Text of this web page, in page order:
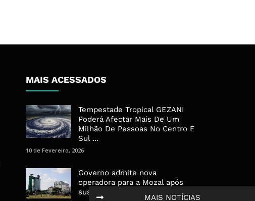
MAIS NOTÍCIAS
MAIS ACESSADOS
Tempestade Tropical GEZANI
Poderá Afectar Mais De Um
Milhão De Pessoas No Centro E
Sul ...
10 de Fevereiro, 2026
Governo admite nova
operadora para a Mozal após
suspensão das operações